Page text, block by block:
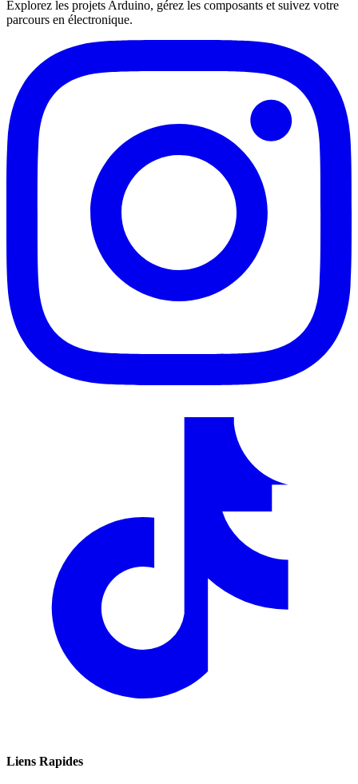
Explorez les projets Arduino, gérez les composants et suivez votre
parcours en électronique.
Liens Rapides